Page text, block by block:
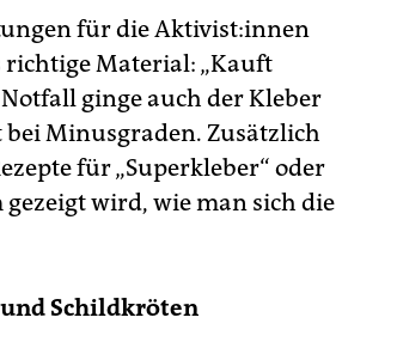
für die Ak­ti­vis­t:in­nen
Material: „Kauft
ginge auch der Kleber
Minusgraden. Zusätzlich
für „Superkleber“ oder
wird, wie man sich die
Schildkröten